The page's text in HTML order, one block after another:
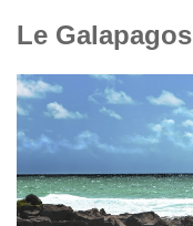
Le Galapagos